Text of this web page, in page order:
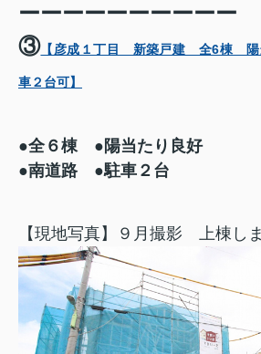
ーーーーーーーーーー
③【彦成１丁目 新築戸建 全6棟
車２台可】
●全６棟 ●陽当たり良好
●南道路 ●駐車２台
【現地写真】９月撮影 上棟し